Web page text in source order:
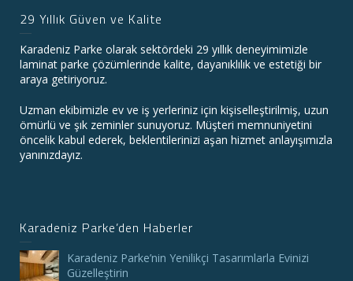
29 Yıllık Güven ve Kalite
Karadeniz Parke olarak sektördeki 29 yıllık deneyimimizle
laminat parke çözümlerinde kalite, dayanıklılık ve estetiği bir
araya getiriyoruz.
Uzman ekibimizle ev ve iş yerleriniz için kişiselleştirilmiş, uzun
ömürlü ve şık zeminler sunuyoruz. Müşteri memnuniyetini
öncelik kabul ederek, beklentilerinizi aşan hizmet anlayışımızla
yanınızdayız.
Karadeniz Parke’den Haberler
Karadeniz Parke’nin Yenilikçi Tasarımlarla Evinizi
Güzelleştirin